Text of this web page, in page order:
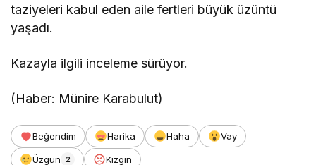
taziyeleri kabul eden aile fertleri büyük üzüntü
yaşadı.
Kazayla ilgili inceleme sürüyor.
(Haber: Münire Karabulut)
Beğendim Harika Haha Vay
Üzgün 2 Kızgın